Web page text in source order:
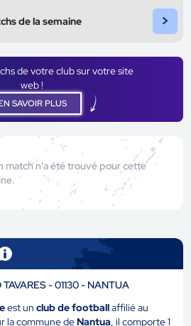
de la semaine >
de votre club sur votre site
web !
SAVOIR PLUS
match n'a été trouvé pour cette
- 01130 - NANTUA
est unclub de footballaffilié au
la commune deNantua, il comporte 1